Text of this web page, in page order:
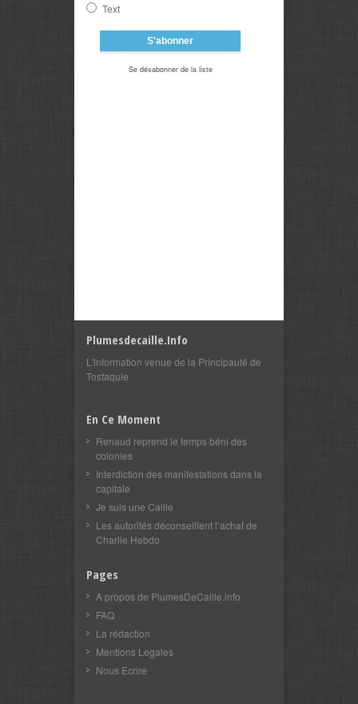
Text
Se désabonner de la liste
Plumesdecaille.info
L'information venue de la Principauté de
Tostaquie
En Ce Moment
Renaud reprend le temps béni des
colonies
Interdiction des manifestations dans la
capitale
Je suis une Caille
Les autorités déconseillent l’achat de
Charlie Hebdo
Pages
A propos de PlumesDeCaille.info
FAQ
La rédaction
Mentions Legales
Nous Ecrire